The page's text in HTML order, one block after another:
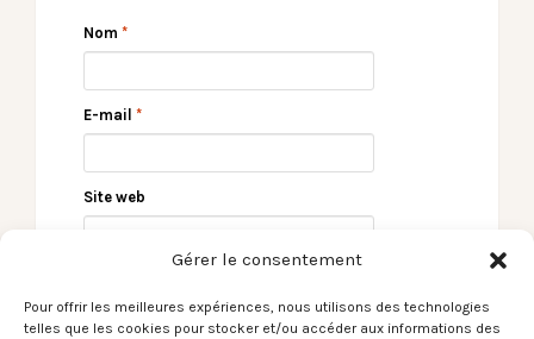
Gérer le consentement
Pour offrir les meilleures expériences, nous utilisons des technologies
telles que les cookies pour stocker et/ou accéder aux informations des
Nom *
E-mail *
Site web